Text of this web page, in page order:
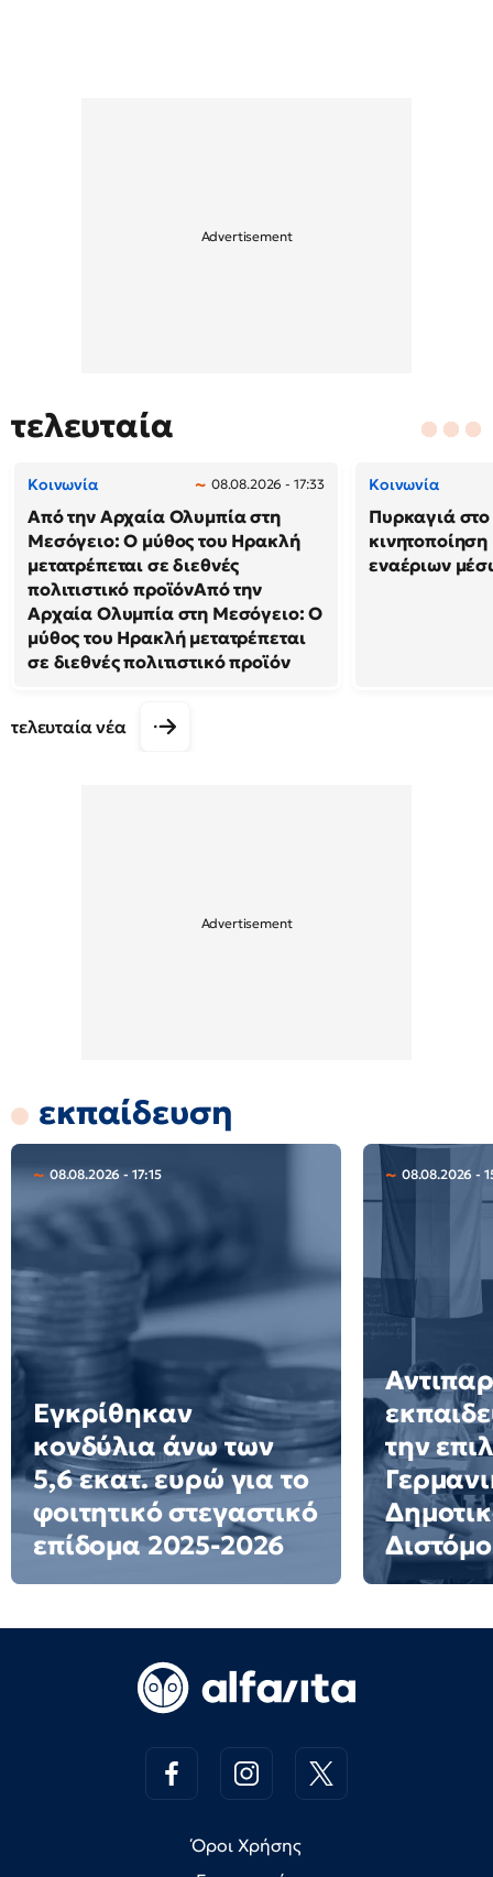
τελευταία
Κοινωνία 08.08.2026 - 17:33
Από την Αρχαία Ολυμπία στη
Μεσόγειο: Ο μύθος του Ηρακλή
μετατρέπεται σε διεθνές
πολιτιστικό προϊόνΑπό την
Αρχαία Ολυμπία στη Μεσόγειο: Ο
μύθος του Ηρακλή μετατρέπεται
σε διεθνές πολιτιστικό προϊόν
Κοινωνία
Πυρκαγιά
εναέριων
τελευταία νέα
εκπαίδευση
08.08.2026 - 17:15
Εγκρίθηκαν
κονδύλια άνω των
5,6 εκατ. ευρώ για το
φοιτητικό στεγαστικό
επίδομα 2025-2026
08.08.2026 -
την
Όροι Χρήσης